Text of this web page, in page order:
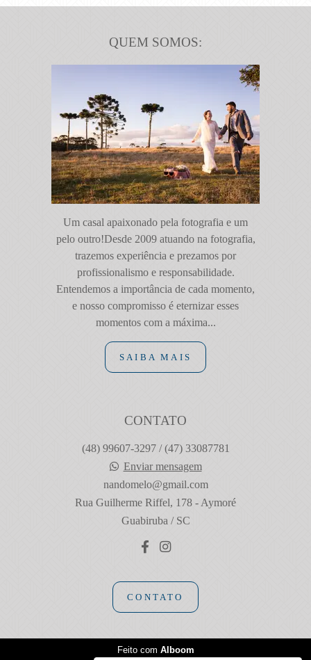
QUEM SOMOS:
Um casal apaixonado pela fotografia e um
pelo outro!Desde 2009 atuando na fotografia,
trazemos experiência e prezamos por
profissionalismo e responsabilidade.
Entendemos a importância de cada momento,
e nosso compromisso é eternizar esses
momentos com a máxima...
SAIBA MAIS
CONTATO
(48) 99607-3297 / (47) 33087781
Enviar mensagem
nandomelo@gmail.com
Rua Guilherme Riffel, 178 - Aymoré
Guabiruba / SC
CONTATO
Feito com Alboom